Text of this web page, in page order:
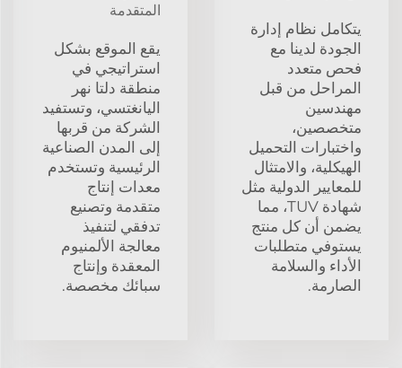
يتكامل نظام إدارة
الجودة لدينا مع
فحص متعدد
المراحل من قبل
مهندسين
متخصصين،
واختبارات التحميل
الهيكلية، والامتثال
للمعايير الدولية مثل
شهادة TUV، مما
يضمن أن كل منتج
يستوفي متطلبات
الأداء والسلامة
الصارمة.
المتقدمة
يقع الموقع بشكل
استراتيجي في
منطقة دلتا نهر
اليانغتسي، وتستفيد
الشركة من قربها
إلى المدن الصناعية
الرئيسية وتستخدم
معدات إنتاج
متقدمة وتصنيع
تدفقي لتنفيذ
معالجة الألمنيوم
المعقدة وإنتاج
سبائك مخصصة.